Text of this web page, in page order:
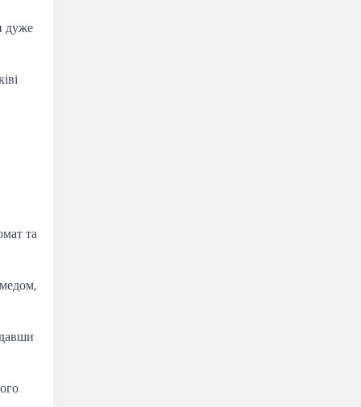
дуже
та